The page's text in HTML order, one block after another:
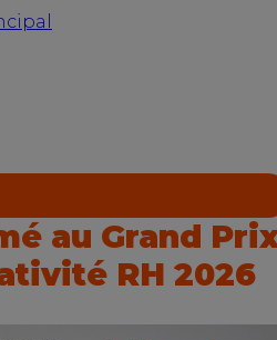
au Grand
RH 2026